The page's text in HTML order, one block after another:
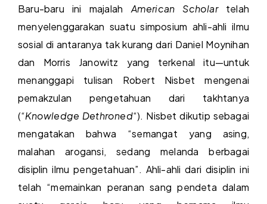
Baru-baru ini majalah American Scholartelah
menyelenggarakan suatu simposium ahli-ahli ilmu
sosial di antaranya tak kurang dari Daniel Moynihan
dan Morris Janowitz yang terkenal itu—untuk
menanggapi tulisan Robert Nisbet mengenai
pemakzulan pengetahuan dari takhtanya
(“Knowledge Dethroned“). Nisbet dikutip sebagai
mengatakan bahwa “semangat yang asing,
malahan arogansi, sedang melanda berbagai
disiplin ilmu pengetahuan”. Ahli-ahli dari disiplin ini
telah “memainkan peranan sang pendeta dalam